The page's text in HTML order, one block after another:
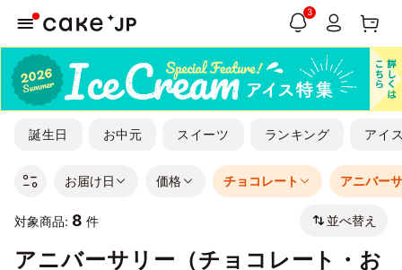
3
誕生日 お中元 スイーツ ランキング アイ
お届け日 価格 チョコレート アニバー
対象商品: 8 件 並べ替え
アニバーサリー（チョコレート・お